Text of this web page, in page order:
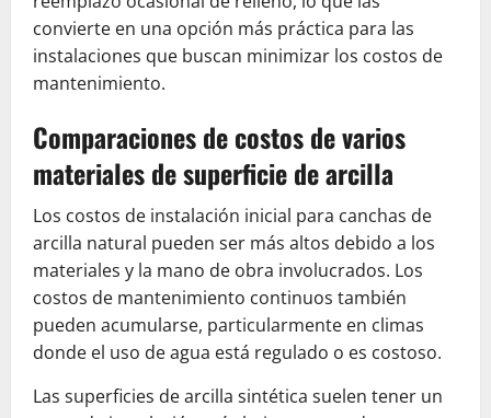
convierte en una opción más práctica para las
instalaciones que buscan minimizar los costos de
mantenimiento.
Comparaciones de costos de varios
materiales de superficie de arcilla
Los costos de instalación inicial para canchas de
arcilla natural pueden ser más altos debido a los
materiales y la mano de obra involucrados. Los
costos de mantenimiento continuos también
pueden acumularse, particularmente en climas
donde el uso de agua está regulado o es costoso.
Las superficies de arcilla sintética suelen tener un